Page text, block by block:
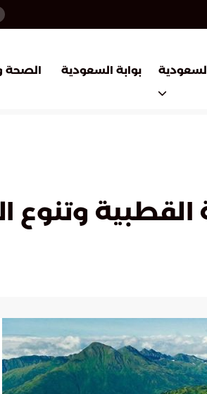
بوابة السعودية الصحة
القطبية وتنوع